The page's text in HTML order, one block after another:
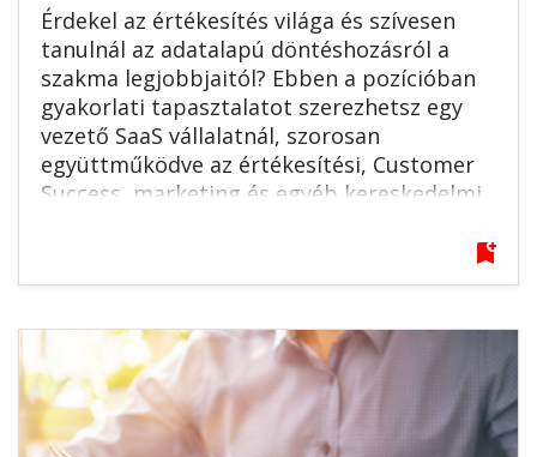
Érdekel az értékesítés világa és szívesen
tanulnál az adatalapú döntéshozásról a
szakma legjobbjaitól? Ebben a pozícióban
gyakorlati tapasztalatot szerezhetsz egy
vezető SaaS vállalatnál, szorosan
együttműködve az értékesítési, Customer
Success, marketing és egyéb kereskedelmi
magabiztos angol nyelvtudással
most!
bookmark_add